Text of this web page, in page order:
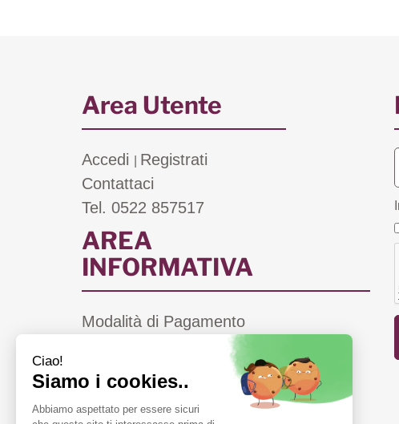
Area Utente
Accedi
Registrati
Contattaci
Tel. 0522 857517
AREA
INFORMATIVA
Modalità di Pagamento
Cookie Policy
Condizioni di Vendita